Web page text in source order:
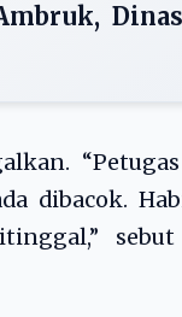
dibacok.
sebut